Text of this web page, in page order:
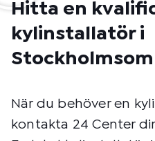
Hitta en
kylinstallatör i
När du behöver en
kontakta 24 Center